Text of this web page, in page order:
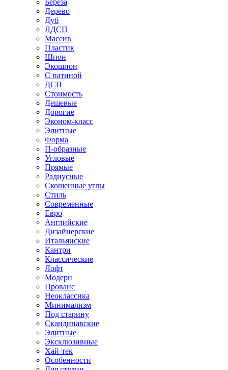
Береза
Дерево
Дуб
ЛДСП
Массив
Пластик
Шпон
Экошпон
С патиной
ДСП
Стоимость
Дешевые
Дорогие
Эконом-класс
Элитные
Форма
П-образные
Угловые
Прямые
Радиусные
Скошенные углы
Стиль
Современные
Евро
Английские
Дизайнерские
Итальянские
Кантри
Классические
Лофт
Модерн
Прованс
Неоклассика
Минимализм
Под старину
Скандинавские
Элитные
Эксклюзивные
Хай-тек
Особенности